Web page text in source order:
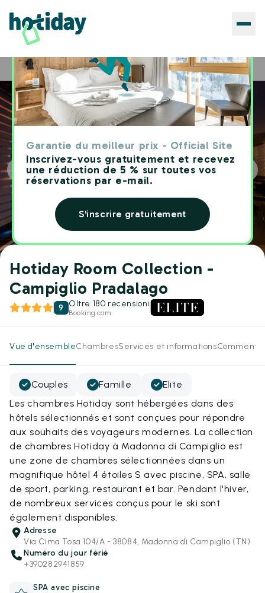
Garantie du meilleur prix - Official Site
Inscrivez-vous gratuitement et recevez
une réduction de 5 % sur toutes vos
réservations par e-mail.
S'inscrire gratuitement
Home Hôtels Hotiday Room Collection - Campiglio Pradalago
Hotiday Room Collection -
Campiglio Pradalago
9 Oltre 180 recensioni
Booking.com
Vue d'ensembleChambresServices et informations
Couples Famille
Elite
Les chambres Hotiday sont hébergées dans des
hôtels sélectionnés et sont conçues pour répondre
aux souhaits des voyageurs modernes. La collection
de chambres Hotiday à Madonna di Campiglio est
une zone de chambres sélectionnées dans un
magnifique hôtel 4 étoiles S avec piscine, SPA, salle
de sport, parking, restaurant et bar. Pendant l'hiver,
de nombreux services conçus pour le ski sont
également disponibles.
Adresse
Via Cima Tosa 104/A - 38084, Madonna di Campiglio (TN)
Numéro du jour férié
+390282941859
SPA avec piscine